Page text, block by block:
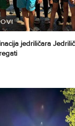
jedriličara